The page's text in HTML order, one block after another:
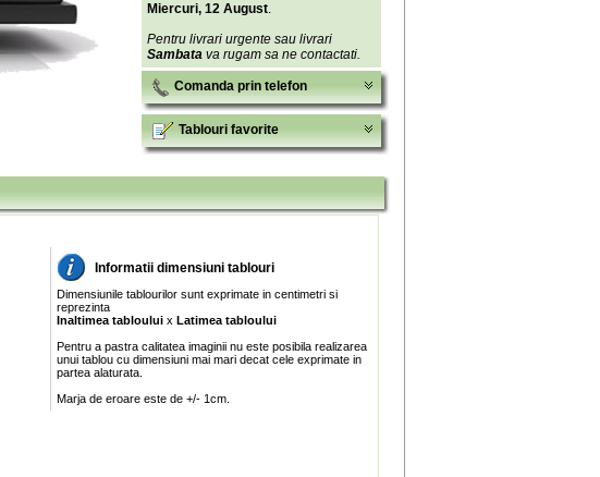
Miercuri, 12 August.
Pentru livrari urgente sau livrari
Sambata va rugam sa ne contactati.
Comanda prin telefon
Tablouri favorite
Informatii dimensiuni tablouri
Dimensiunile tablourilor sunt exprimate in centimetri si
reprezinta
Inaltimea tabloului x Latimea tabloului
Pentru a pastra calitatea imaginii nu este posibila realizarea
unui tablou cu dimensiuni mai mari decat cele exprimate in
partea alaturata.
Marja de eroare este de +/- 1cm.